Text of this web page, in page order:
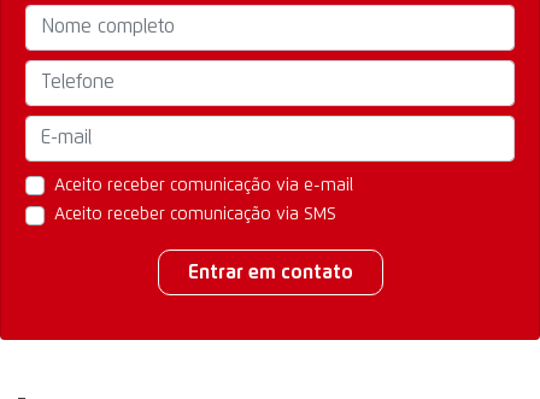
Aceito receber comunicação via e-mail
Aceito receber comunicação via SMS
Entrar em contato